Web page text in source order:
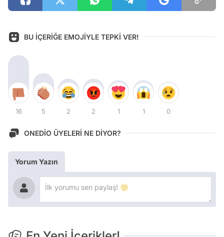
BU İÇERİĞE EMOJİYLE TEPKİ VER!
16 5 2 2 1 1 0
ONEDİO ÜYELERİ NE DİYOR?
Yorum Yazın